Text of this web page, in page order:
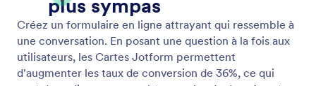
Transformez les soumissions incomplètes en
données. Permettez aux utilisateurs d'enregistrer
leurs réponses sur votre formulaire et de revenir
soumettre leurs réponses plus tard.